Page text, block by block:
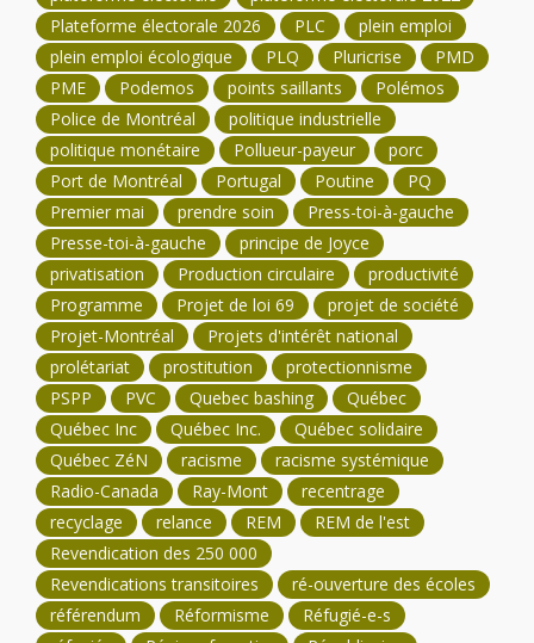
Plateforme électorale 2026
PLC
plein emploi
plein emploi écologique
PLQ Pluricrise
PMD
PME
Podemos points saillants
Polémos
Police de Montréal
politique industrielle
politique monétaire
Pollueur-payeur
porc
Port de Montréal
Portugal Poutine
PQ
Premier mai
prendre soin
Press-toi-à-gauche
Presse-toi-à-gauche
principe de Joyce
privatisation
Production circulaire
productivité
Programme
Projet de loi 69
projet de société
Projet-Montréal
Projets d'intérêt national
prolétariat
prostitution
protectionnisme
PSPP
PVC Quebec bashing
Québec
Québec Inc
Québec Inc.
Québec solidaire
Québec ZéN
racisme
racisme systémique
Radio-Canada
Ray-Mont
recentrage
recyclage
relance REM
REM de l'est
Revendication des 250 000
Revendications transitoires
ré-ouverture des écoles
référendum
Réformisme
Réfugié-e-s